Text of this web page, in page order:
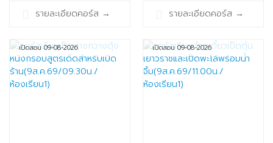
ห้องเรียน1)
รายละเอียดคอร์ส →
ห้องเรียน1)
รายละเอียดคอร์ส →
เปิดสอน 09-08-2026 เปิดสอน 09-08-2026